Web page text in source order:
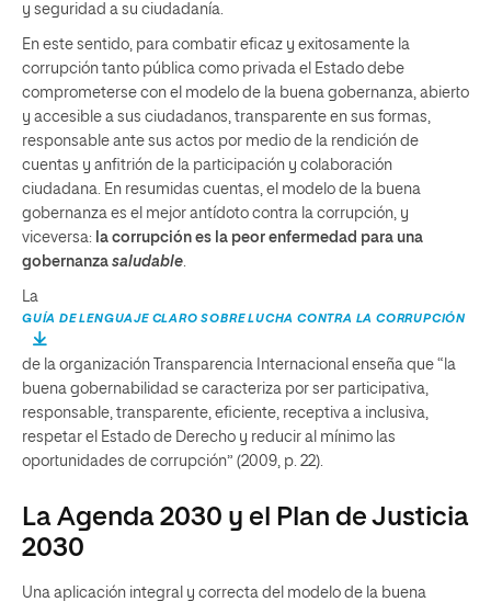
y seguridad a su ciudadanía.
En este sentido, para combatir eficaz y exitosamente la
corrupción tanto pública como privada el Estado debe
comprometerse con el modelo de la buena gobernanza, abierto
y accesible a sus ciudadanos, transparente en sus formas,
responsable ante sus actos por medio de la rendición de
cuentas y anfitrión de la participación y colaboración
ciudadana. En resumidas cuentas, el modelo de la buena
gobernanza es el mejor antídoto contra la corrupción, y
viceversa: la corrupción es la peor enfermedad para una
gobernanza saludable
La
GUÍA DE LENGUAJE CLARO SOBRE LUCHA CONTRA LA CORRUPCIÓN
de la organización Transparencia Internacional enseña que “la
buena gobernabilidad se caracteriza por ser participativa,
responsable, transparente, eficiente, receptiva a inclusiva,
respetar el Estado de Derecho y reducir al mínimo las
oportunidades de corrupción” (2009, p. 22).
La Agenda 2030 y el Plan de Justicia
2030
Una aplicación integral y correcta del modelo de la buena